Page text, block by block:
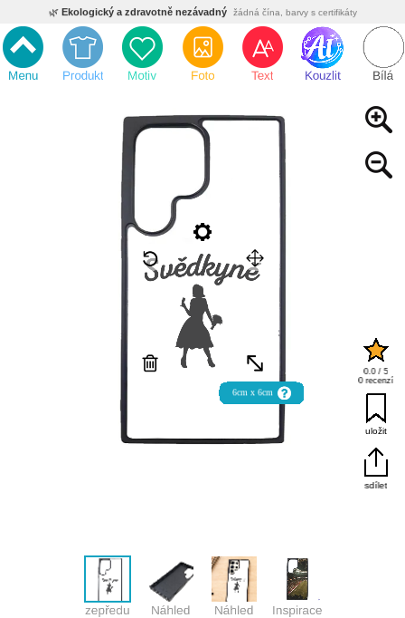
🌿 Ekologický a zdravotně nezávadný žádná čína, barvy s certifikáty
💡Inovativní výroba vlastní vývoj, nejnovější technologie
⚡ Rychlé dodání expedujeme do 24h
🏢 Výhodné pro firmy velké množstevní slevy
Český eshop s tradicí od roku 2010